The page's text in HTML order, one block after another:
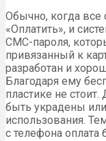
Обычно, когда все
«Оплатить», и
СМС-пароля,
привязанный к
разработан и
Благодаря ему
пластике не
быть украдены
использования.
с телефона оплата